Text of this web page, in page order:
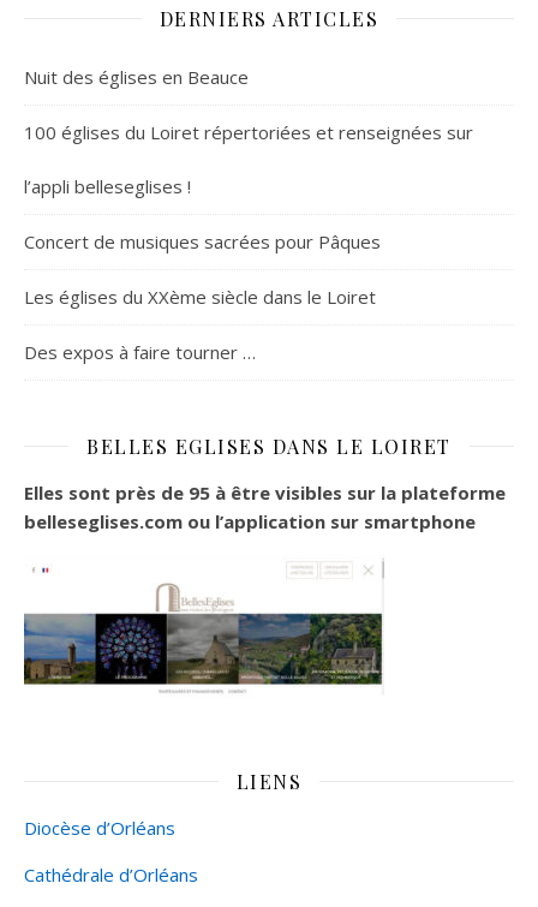
DERNIERS ARTICLES
Nuit des églises en Beauce
100 églises du Loiret répertoriées et renseignées sur
l’appli belleseglises !
Concert de musiques sacrées pour Pâques
Les églises du XXème siècle dans le Loiret
Des expos à faire tourner …
BELLES EGLISES DANS LE LOIRET
Elles sont près de 95 à être visibles sur la plateforme
belleseglises.com ou l’application sur smartphone
LIENS
Diocèse d’Orléans
Cathédrale d’Orléans